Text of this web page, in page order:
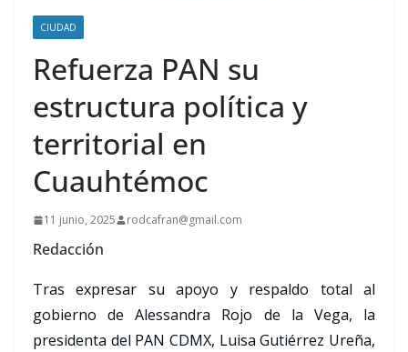
CIUDAD
Refuerza PAN su
estructura política y
territorial en
Cuauhtémoc
11 junio, 2025 rodcafran@gmail.com
Redacción
Tras expresar su apoyo y respaldo total al
gobierno de Alessandra Rojo de la Vega, la
presidenta del PAN CDMX, Luisa Gutiérrez Ureña,